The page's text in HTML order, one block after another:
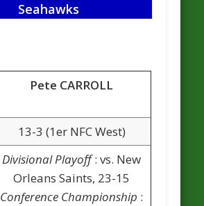
Seahawks
Pete CARROLL
13-3 (1er NFC West)
Divisional Playoff: vs. New
Orleans Saints, 23-15
Conference Championship :